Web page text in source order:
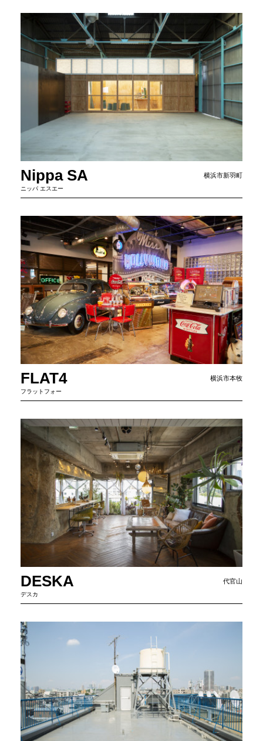
Nippa SA
ニッパ エスエー
横浜市新羽町
FLAT4
フラットフォー
横浜市本牧
DESKA
デスカ
代官山